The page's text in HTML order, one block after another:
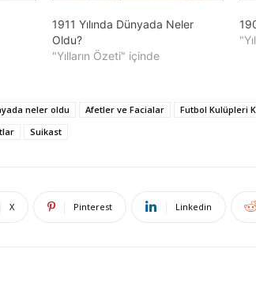
1911 Yılında Dünyada Neler
Oldu?
"Yılların Özeti" içinde
neler oldu Afetler ve Facialar
Futbol Kulüpleri
Suikast
X Pinterest Linkedin